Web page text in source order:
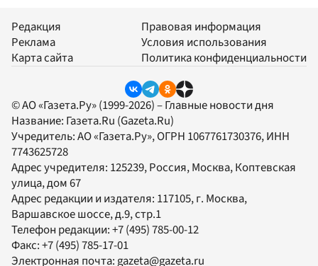
Редакция
Реклама
Карта сайта
Правовая информация
Условия использования
Политика конфиденциальности
© АО «Газета.Ру» (1999-2026) – Главные новости дня
Название: Газета.Ru (Gazeta.Ru)
Учредитель:АО «Газета.Ру», ОГРН 1067761730376, ИНН
7743625728
Адрес учредителя: 125239, Россия, Москва, Коптевская
улица, дом 67
Адрес редакции и издателя: 117105, г. Москва,
Варшавское шоссе, д.9, стр.1
Телефон редакции:+7 (495) 785-00-12
Факс:+7 (495) 785-17-01
Электронная почта: gazeta@gazeta.ru